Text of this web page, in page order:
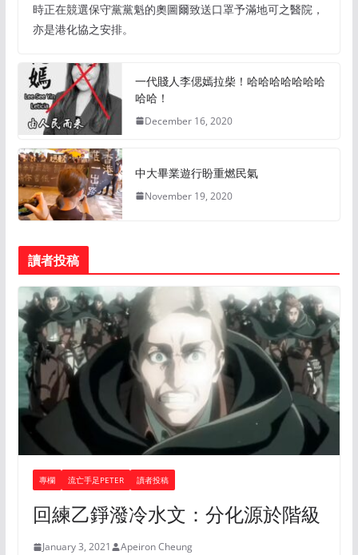
時正在競選保守黨黨魁的奧圖爾致送口罩予滿地可之醫院，
亦是港化協之安排。
一代賤人李偲嫣拉柴！哈哈哈哈哈哈哈
哈哈！
December 16, 2020
中大畢業遊行盼重燃民氣
November 19, 2020
讀者投稿
專欄 流亡手足PETER 讀者投稿
回練乙錚潑冷水文：分化源於階級
January 3, 2021 Apeiron Cheung